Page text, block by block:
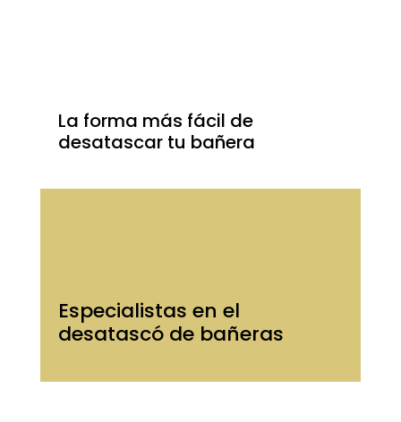
La forma más fácil de
desatascar tu bañera
Especialistas en el
desatascó de bañeras